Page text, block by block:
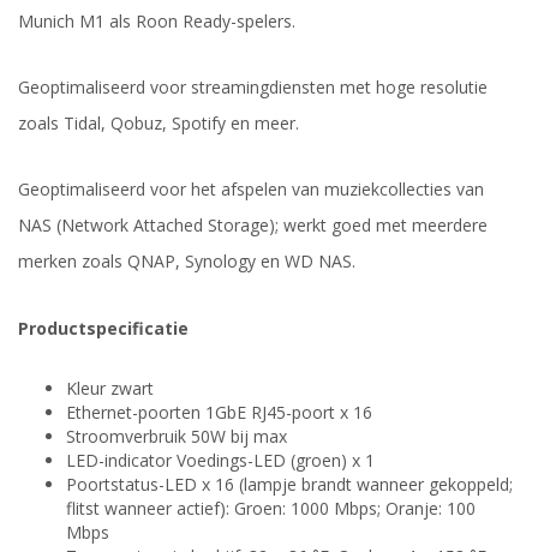
Munich M1 als Roon Ready-spelers.
Geoptimaliseerd voor streamingdiensten met hoge resolutie
zoals Tidal, Qobuz, Spotify en meer.
Geoptimaliseerd voor het afspelen van muziekcollecties van
NAS (Network Attached Storage); werkt goed met meerdere
merken zoals QNAP, Synology en WD NAS.
Productspecificatie
Kleur zwart
Ethernet-poorten 1GbE RJ45-poort x 16
Stroomverbruik 50W bij max
LED-indicator Voedings-LED (groen) x 1
Poortstatus-LED x 16 (lampje brandt wanneer gekoppeld;
flitst wanneer actief): Groen: 1000 Mbps; Oranje: 100
Mbps